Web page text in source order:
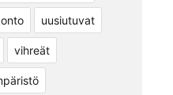
uusiutuvat
vihreät